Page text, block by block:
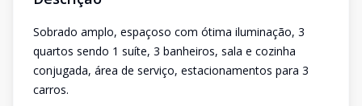
Sobrado amplo, espaçoso com ótima iluminação, 3
quartos sendo 1 suíte, 3 banheiros, sala e cozinha
conjugada, área de serviço, estacionamentos para 3
carros.